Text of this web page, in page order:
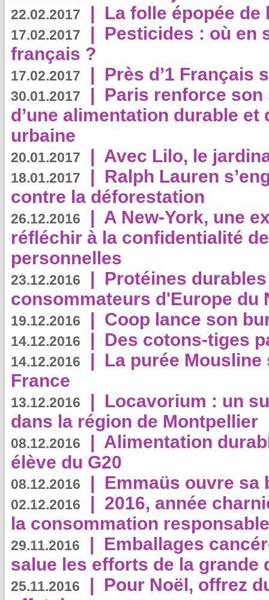
22.02.2017 | La folle épopée de
17.02.2017 | Pesticides : où en
français ?
17.02.2017 | Près d’1 Français
30.01.2017 | Paris renforce
d’une alimentation durable et
urbaine
20.01.2017 | Avec Lilo, le
18.01.2017 | Ralph Lauren
contre la déforestation
26.12.2016 | A New-York, une
réfléchir à la confidentialité
personnelles
23.12.2016 | Protéines
consommateurs d'Europe du
19.12.2016 | Coop lance son
14.12.2016 | Des cotons-tiges
14.12.2016 | La purée
France
13.12.2016 | Locavorium : un
dans la région de Montpellier
08.12.2016 | Alimentation
élève du G20
08.12.2016 | Emmaüs ouvre sa
02.12.2016 | 2016, année
la consommation
29.11.2016 | Emballages
salue les efforts de la grande
25.11.2016 | Pour Noël, offrez